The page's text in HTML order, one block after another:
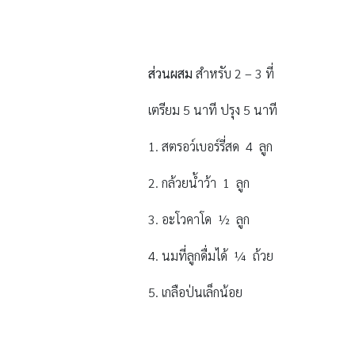
ส่วนผสม สำหรับ 2 – 3 ที่
เตรียม 5 นาที ปรุง 5 นาที
1. สตรอว์เบอร์รี่สด 4 ลูก
2. กล้วยน้ำว้า 1 ลูก
3. อะโวคาโด ½ ลูก
4. นมที่ลูกดื่มได้ ¼ ถ้วย
5. เกลือป่นเล็กน้อย